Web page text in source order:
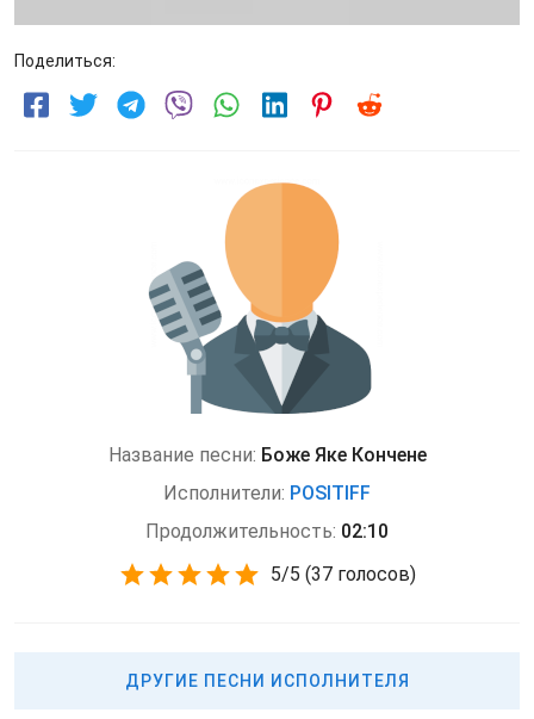
Поделиться:
Название песни: Боже Яке Кончене
Исполнители: POSITIFF
Продолжительность: 02:10
5/5 (37 голосов)
ДРУГИЕ ПЕСНИ ИСПОЛНИТЕЛЯ